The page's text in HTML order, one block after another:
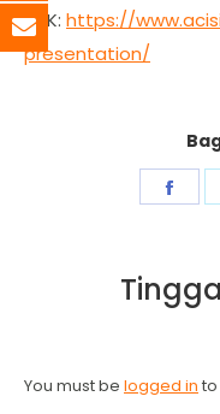
LINK: https://
presentation/
You must be logged in